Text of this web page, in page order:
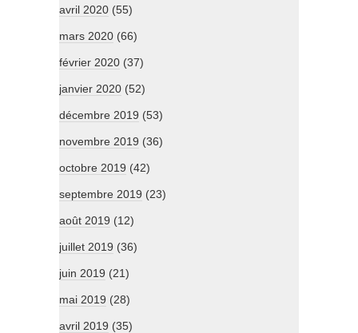
avril 2020 (55)
mars 2020 (66)
février 2020 (37)
janvier 2020 (52)
décembre 2019 (53)
novembre 2019 (36)
octobre 2019 (42)
septembre 2019 (23)
août 2019 (12)
juillet 2019 (36)
juin 2019 (21)
mai 2019 (28)
avril 2019 (35)